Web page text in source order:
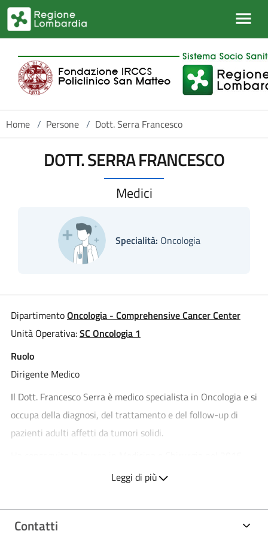
Salta al contenuto principale
Home / Persone / Dott. Serra Francesco
DOTT. SERRA FRANCESCO
Medici
Specialità: Oncologia
DipartimentoOncologia - Comprehensive Cancer Center
Unità Operativa:SC Oncologia 1
Ruolo
Dirigente Medico
Il Dott. Francesco Serra è medico specialista in Oncologia e si
occupa della diagnosi, del trattamento e del follow-up di
pazienti adulti affetti da tumori solidi.
presso l’Università di Cagliari e la successiva specializzazione
formazione professionale si è svolta principalmente presso
l’IRCCS Policlinico San Matteo di Pavia. Inoltre sta ultimando
Leggi di più
Contatti